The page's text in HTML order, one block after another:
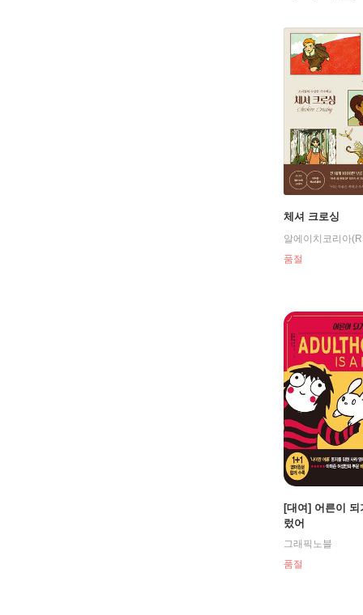
체셔 크로싱
알에이치코리아
품절
[대여] 어른이 되
렀어
그래픽노블
품절